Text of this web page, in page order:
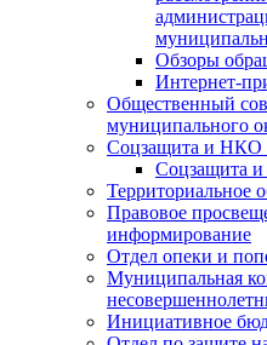
Обзоры
Интернет-
Общественный
муниципального
Соцзащита и НКО
Соцзащита
Территориальное
Правовое
информирование
Отдел опеки и
Муниципальная
Инициативное